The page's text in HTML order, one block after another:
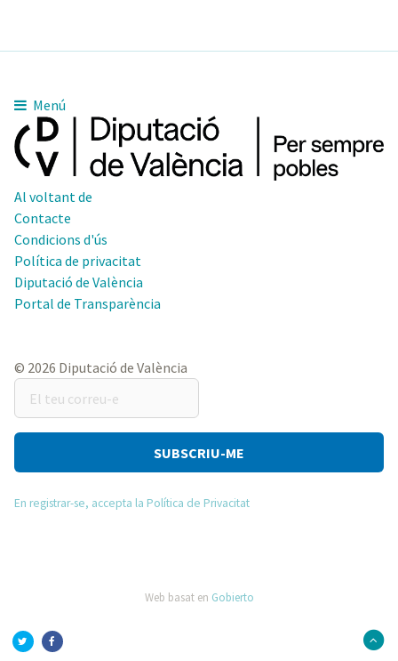
Menú
Al voltant de
Contacte
Condicions d'ús
Política de privacitat
Diputació de València
Portal de Transparència
© 2026 Diputació de València
teu
correu-
En registrar-se, accepta la Política de Privacitat
Web basat en Gobierto